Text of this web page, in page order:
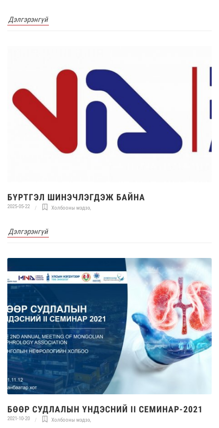
Дэлгэрэнгүй
БҮРТГЭЛ ШИНЭЧЛЭГДЭЖ БАЙНА
2025-05-22 Холбооны мэдээ,
Дэлгэрэнгүй
БӨӨР СУДЛАЛЫН ҮНДЭСНИЙ II СЕМИНАР-2021
2021-10-20 Холбооны мэдээ,